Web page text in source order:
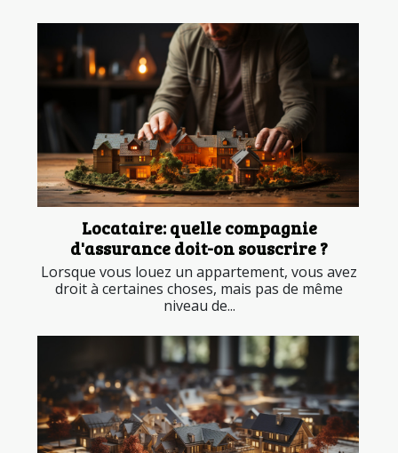
Locataire: quelle compagnie
d'assurance doit-on souscrire ?
Lorsque vous louez un appartement, vous avez
droit à certaines choses, mais pas de même
niveau de...